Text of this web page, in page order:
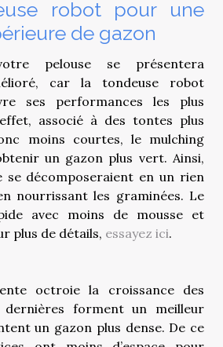
robot pour une
de gazon
pelouse se présentera
car la tondeuse robot
ses performances les plus
associé à des tontes plus
moins courtes, le mulching
un gazon plus vert. Ainsi,
se décomposeraient en un rien
nourrissant les graminées. Le
avec moins de mousse et
plus de détails, essayez ici.
octroie la croissance des
dernières forment un meilleur
un gazon plus dense. De ce